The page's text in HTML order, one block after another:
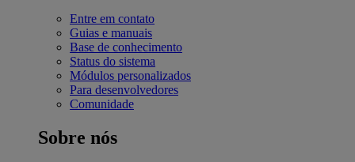
Entre em contato
Guias e manuais
Base de conhecimento
Status do sistema
Módulos personalizados
Para desenvolvedores
Comunidade
Sobre nós